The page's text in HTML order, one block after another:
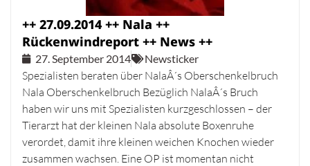
++ 27.09.2014 ++ Nala ++
Rückenwindreport ++ News ++
27. September 2014 Newsticker
Spezialisten beraten über NalaÂ´s Oberschenkelbruch
Nala Oberschenkelbruch Bezüglich NalaÂ´s Bruch
haben wir uns mit Spezialisten kurzgeschlossen – der
Tierarzt hat der kleinen Nala absolute Boxenruhe
verordet, damit ihre kleinen weichen Knochen wieder
zusammen wachsen. Eine OP ist momentan nicht